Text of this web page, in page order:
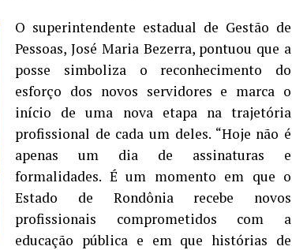
O superintendente estadual de Gestão de
Pessoas, José Maria Bezerra, pontuou que a
posse simboliza o reconhecimento do
esforço dos novos servidores e marca o
início de uma nova etapa na trajetória
profissional de cada um deles. “Hoje não é
apenas um dia de assinaturas e
formalidades. É um momento em que o
Estado de Rondônia recebe novos
profissionais comprometidos com a
educação pública e em que histórias de